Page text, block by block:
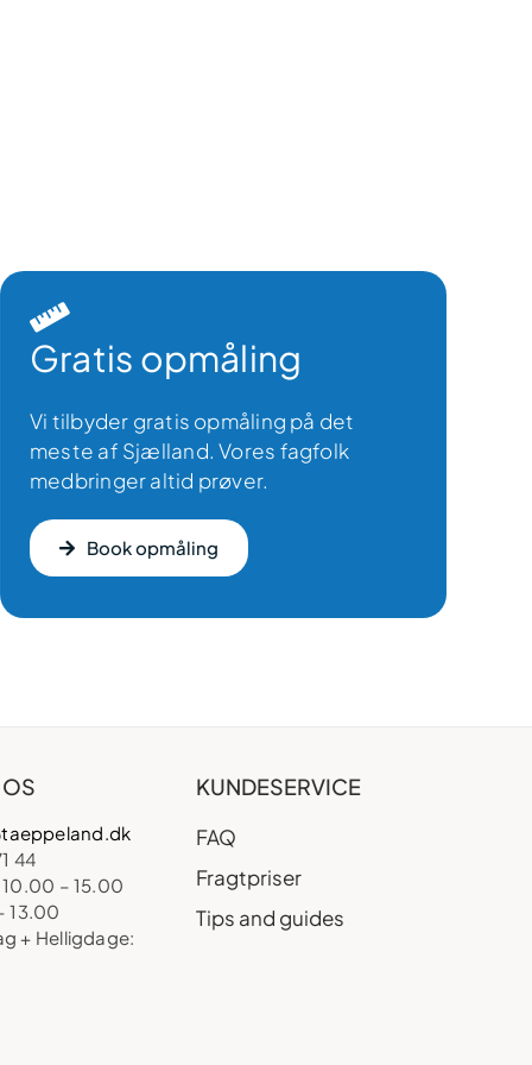
Gratis opmåling
Vi tilbyder gratis opmåling på det
meste af Sjælland. Vores fagfolk
medbringer altid prøver.
Book opmåling
OS
44
– 15.00
13.00
+ Helligdage:
KUNDESERVICE
FAQ
Fragtpriser
Tips and guides